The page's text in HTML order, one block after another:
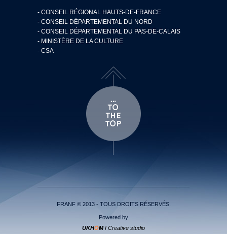
- CONSEIL RÉGIONAL HAUTS-DE-FRANCE
- CONSEIL DÉPARTEMENTAL DU NORD
- CONSEIL DÉPARTEMENTAL DU PAS-DE-CALAIS
- MINISTÈRE DE LA CULTURE
- CSA
FRANF © 2013 - TOUS DROITS RÉSERVÉS.
Powered by
UKHÖMI Creative studio